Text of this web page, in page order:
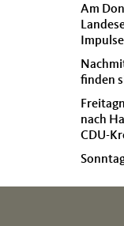
Am
finden
nach
CDU-